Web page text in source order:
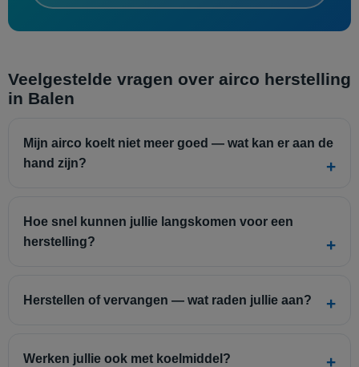
Veelgestelde vragen over airco herstelling
in Balen
Mijn airco koelt niet meer goed — wat kan er aan de
hand zijn?
Hoe snel kunnen jullie langskomen voor een
herstelling?
Herstellen of vervangen — wat raden jullie aan?
Werken jullie ook met koelmiddel?